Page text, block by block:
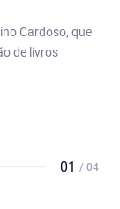
Cardoso, que
de livros
01 / 04